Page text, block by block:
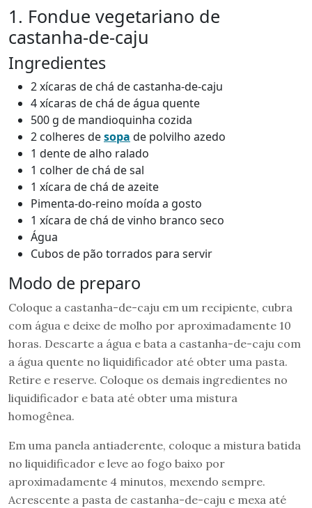
1. Fondue vegetariano de
castanha-de-caju
Ingredientes
2 xícaras de chá de castanha-de-caju
4 xícaras de chá de água quente
500 g de mandioquinha cozida
2 colheres desopa de polvilho azedo
1 dente de alho ralado
1 colher de chá de sal
1 xícara de chá de azeite
Pimenta-do-reino moída a gosto
1 xícara de chá de vinho branco seco
Água
Cubos de pão torrados para servir
Modo de preparo
Coloque a castanha-de-caju em um recipiente, cubra
com água e deixe de molho por aproximadamente 10
horas. Descarte a água e bata a castanha-de-caju com
a água quente no liquidificador até obter uma pasta.
Retire e reserve. Coloque os demais ingredientes no
liquidificador e bata até obter uma mistura
homogênea.
Em uma panela antiaderente, coloque a mistura batida
no liquidificador e leve ao fogo baixo por
aproximadamente 4 minutos, mexendo sempre.
Acrescente a pasta de castanha-de-caju e mexa até